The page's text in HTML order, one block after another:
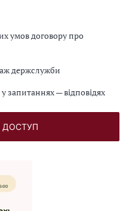
умов договору про
держслужби
запитаннях — відповідях